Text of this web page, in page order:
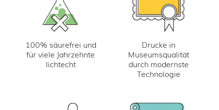
100% säurefrei und
für viele Jahrzehnte
lichtecht
Drucke in
Museumsqualität
durch modernste
Technologie